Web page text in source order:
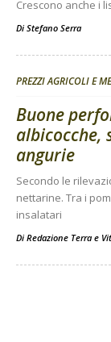
Crescono anche i
Di Stefano Serra
PREZZI AGRICOLI E
Buone
albicocche,
angurie
Secondo le
nettarine. Tra i
insalatari
Di Redazione Terra e